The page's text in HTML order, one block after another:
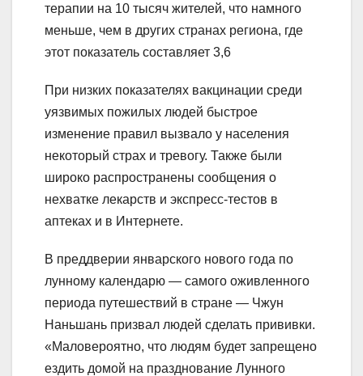
терапии на 10 тысяч жителей, что намного
меньше, чем в других странах региона, где
этот показатель составляет 3,6
При низких показателях вакцинации среди
уязвимых пожилых людей быстрое
изменение правил вызвало у населения
некоторый страх и тревогу. Также были
широко распространены сообщения о
нехватке лекарств и экспресс-тестов в
аптеках и в Интернете.
В преддверии январского нового года по
лунному календарю — самого оживленного
периода путешествий в стране — Чжун
Наньшань призвал людей сделать прививки.
«Маловероятно, что людям будет запрещено
ездить домой на празднование Лунного